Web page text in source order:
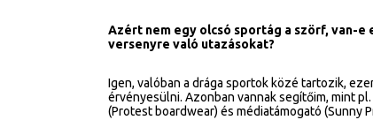
Azért nem egy olcsó sportág a szörf, van-
versenyre való utazásokat?
Igen, valóban a drága sportok közé tartozik,
érvényesülni. Azonban vannak segítőim, mint
(Protest boardwear) és médiatámogató (Sunny